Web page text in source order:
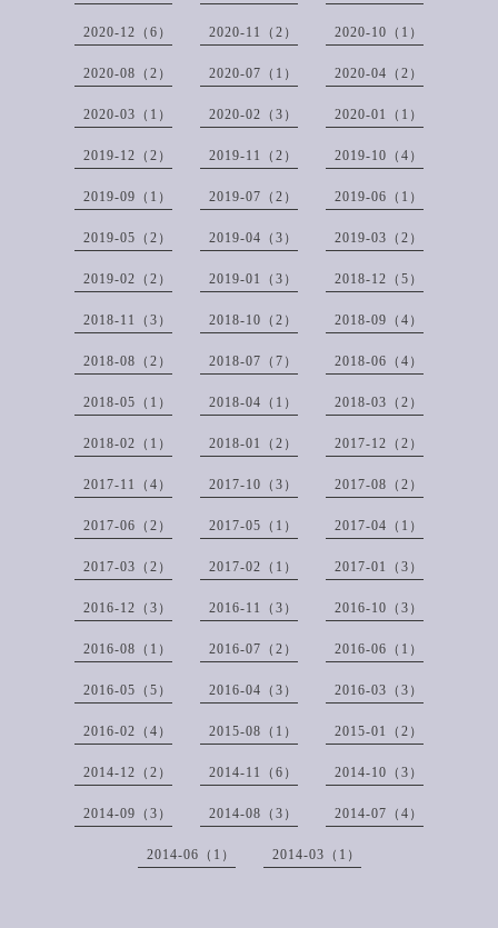
2020-12（6） 2020-11（2） 2020-10（1）
2020-08（2） 2020-07（1） 2020-04（2）
2020-03（1） 2020-02（3） 2020-01（1）
2019-12（2） 2019-11（2） 2019-10（4）
2019-09（1） 2019-07（2） 2019-06（1）
2019-05（2） 2019-04（3） 2019-03（2）
2019-02（2） 2019-01（3） 2018-12（5）
2018-11（3） 2018-10（2） 2018-09（4）
2018-08（2） 2018-07（7） 2018-06（4）
2018-05（1） 2018-04（1） 2018-03（2）
2018-02（1） 2018-01（2） 2017-12（2）
2017-11（4） 2017-10（3） 2017-08（2）
2017-06（2） 2017-05（1） 2017-04（1）
2017-03（2） 2017-02（1） 2017-01（3）
2016-12（3） 2016-11（3） 2016-10（3）
2016-08（1） 2016-07（2） 2016-06（1）
2016-05（5） 2016-04（3） 2016-03（3）
2016-02（4） 2015-08（1） 2015-01（2）
2014-12（2） 2014-11（6） 2014-10（3）
2014-09（3） 2014-08（3） 2014-07（4）
2014-06（1） 2014-03（1）